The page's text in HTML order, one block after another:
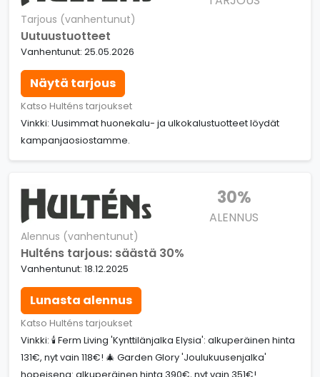
Tarjous (vanhentunut)
Uutuustuotteet
Vanhentunut: 25.05.2026
Näytä tarjous
Katso Hulténs tarjoukset
Vinkki: Uusimmat huonekalu- ja ulkokalustuotteet löydät
kampanjaosiostamme.
30%
ALENNUS
Alennus (vanhentunut)
Hulténs tarjous: säästä 30%
Vanhentunut: 18.12.2025
Lunasta alennus
Katso Hulténs tarjoukset
Vinkki: 🕯️ Ferm Living 'Kynttilänjalka Elysia': alkuperäinen hinta
131€, nyt vain 118€! 🎄 Garden Glory 'Joulukuusenjalka'
hopeisena: alkuperäinen hinta 390€, nyt vain 351€!